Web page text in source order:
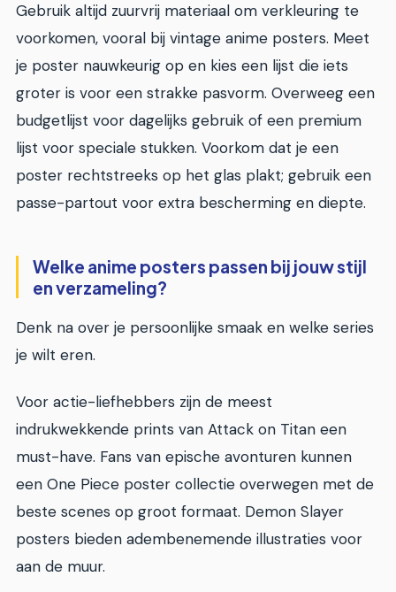
Gebruik altijd zuurvrij materiaal om verkleuring te
voorkomen, vooral bij vintage anime posters. Meet
je poster nauwkeurig op en kies een lijst die iets
groter is voor een strakke pasvorm. Overweeg een
budgetlijst voor dagelijks gebruik of een premium
lijst voor speciale stukken. Voorkom dat je een
poster rechtstreeks op het glas plakt; gebruik een
passe-partout voor extra bescherming en diepte.
Welke anime posters passen bij jouw stijl
en verzameling?
Denk na over je persoonlijke smaak en welke series
je wilt eren.
Voor actie-liefhebbers zijn de meest
indrukwekkende prints van Attack on Titan een
must-have. Fans van epische avonturen kunnen
een One Piece poster collectie overwegen met de
beste scenes op groot formaat. Demon Slayer
posters bieden adembenemende illustraties voor
aan de muur.